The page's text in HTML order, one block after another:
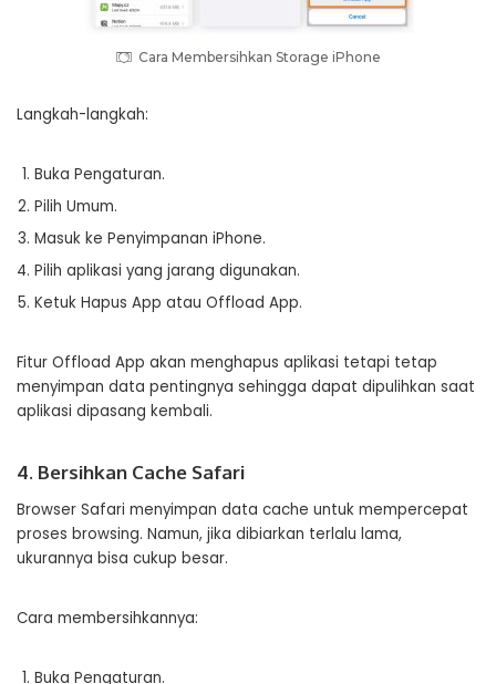
Cara Membersihkan Storage iPhone
Langkah-langkah:
Buka Pengaturan.
Pilih Umum.
Masuk ke Penyimpanan iPhone.
Pilih aplikasi yang jarang digunakan.
Ketuk Hapus App atau Offload App.
Fitur Offload App akan menghapus aplikasi tetapi tetap
menyimpan data pentingnya sehingga dapat dipulihkan saat
aplikasi dipasang kembali.
4. Bersihkan Cache Safari
Browser Safari menyimpan data cache untuk mempercepat
proses browsing. Namun, jika dibiarkan terlalu lama,
ukurannya bisa cukup besar.
Cara membersihkannya:
Buka Pengaturan.